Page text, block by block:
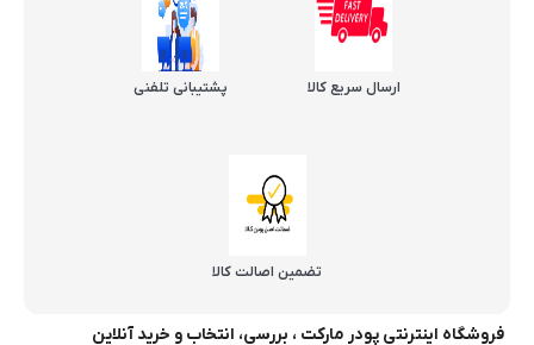
ارسال سریع کالا پشتیبانی تلفنی
تضمین اصالت کالا
فروشگاه اینترنتی پودر مارکت ، بررسی، انتخاب و خرید آنلاین